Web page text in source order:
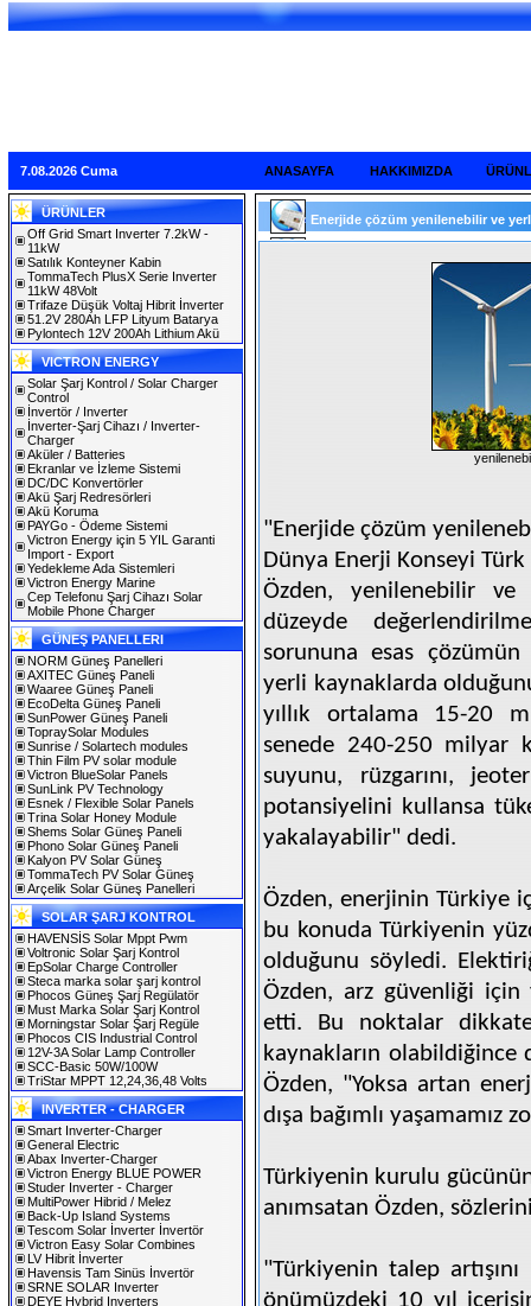
7.08.2026 Cuma ANASAYFA HAKKIMIZDA
ÜRÜNLER
Off Grid Smart Inverter 7.2kW -
11kW
Satılık Konteyner Kabin
TommaTech PlusX Serie Inverter
11kW 48Volt
Trifaze Düşük Voltaj Hibrit İnverter
51.2V 280Ah LFP Lityum Batarya
Pylontech 12V 200Ah Lithium Akü
VICTRON ENERGY
Solar Şarj Kontrol / Solar Charger
Control
İnvertör / Inverter
İnverter-Şarj Cihazı / Inverter-
Charger
Aküler / Batteries
Ekranlar ve İzleme Sistemi
DC/DC Konvertörler
Akü Şarj Redresörleri
Akü Koruma
PAYGo - Ödeme Sistemi
Victron Energy için 5 YIL Garanti
Import - Export
Yedekleme Ada Sistemleri
Victron Energy Marine
Cep Telefonu Şarj Cihazı Solar
Mobile Phone Charger
GÜNEŞ PANELLERI
NORM Güneş Panelleri
AXITEC Güneş Paneli
Waaree Güneş Paneli
EcoDelta Güneş Paneli
SunPower Güneş Paneli
TopraySolar Modules
Sunrise / Solartech modules
Thin Film PV solar module
Victron BlueSolar Panels
SunLink PV Technology
Esnek / Flexible Solar Panels
Trina Solar Honey Module
Shems Solar Güneş Paneli
Phono Solar Güneş Paneli
Kalyon PV Solar Güneş
TommaTech PV Solar Güneş
Arçelik Solar Güneş Panelleri
SOLAR ŞARJ KONTROL
HAVENSİS Solar Mppt Pwm
Voltronic Solar Şarj Kontrol
EpSolar Charge Controller
Steca marka solar şarj kontrol
Phocos Güneş Şarj Regülatör
Must Marka Solar Şarj Kontrol
Morningstar Solar Şarj Regüle
Phocos CIS Industrial Control
12V-3A Solar Lamp Controller
SCC-Basic 50W/100W
TriStar MPPT 12,24,36,48 Volts
INVERTER - CHARGER
Smart Inverter-Charger
General Electric
Abax Inverter-Charger
Victron Energy BLUE POWER
Studer Inverter - Charger
MultiPower Hibrid / Melez
Back-Up Island Systems
Tescom Solar İnverter İnvertör
Victron Easy Solar Combines
LV Hibrit İnverter
Havensis Tam Sinüs İnvertör
SRNE SOLAR Inverter
DEYE Hybrid Inverters
Enerjide çözüm yenilenebilir ve
"Enerjide çözüm
Dünya Enerji Konseyi
Özden, yenilenebilir
düzeyde
sorununa esas
yerli kaynaklarda
yıllık ortalama 15-20
senede 240-250 milyar
suyunu, rüzgarını,
potansiyelini kullansa
yakalayabilir" dedi.
Özden, enerjinin Türkiye
bu konuda Türkiyenin
olduğunu söyledi.
Özden, arz güvenliği için
etti. Bu noktalar
kaynakların
Özden, "Yoksa artan
dışa bağımlı yaşamamız
Türkiyenin kurulu
anımsatan Özden,
"Türkiyenin talep
önümüzdeki 10 yıl